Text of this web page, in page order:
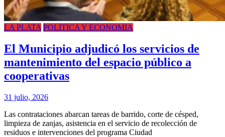
LA PLATA POLITICA Y ECONOMIA
El Municipio adjudicó los servicios de
mantenimiento del espacio público a
cooperativas
31 julio, 2026
Las contrataciones abarcan tareas de barrido, corte de césped,
limpieza de zanjas, asistencia en el servicio de recolección de
residuos e intervenciones del programa Ciudad